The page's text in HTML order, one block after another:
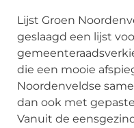
Lijst Groen
geslaagd een lijst
die een mooie
Noordenveldse
dan ook met
Vanuit de